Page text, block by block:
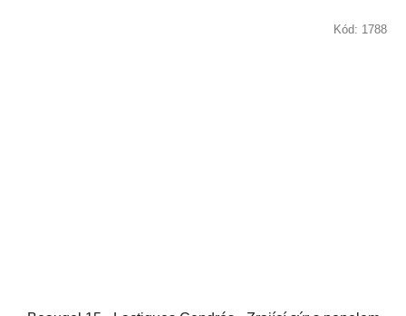
Kód: 1788